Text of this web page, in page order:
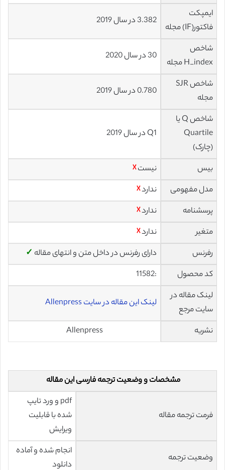
ایمپکت
فاکتور(IF) مجله
3.382 در سال 2019
شاخص
H_index مجله
30 در سال 2020
شاخص SJR
مجله
0.780 در سال 2019
شاخص Q یا
Quartile
(چارک)
Q1 در سال 2019
بیس نیست☓
مدل مفهومی
ندارد☓
پرسشنامه
ندارد☓
متغیر
ندارد☓
رفرنس
دارای رفرنس در داخل متن و انتهای مقاله ✓
کد محصول
:
11582
لینک مقاله در
سایت مرجع
لینک این مقاله در سایت Allenpress
نشریه Allenpress
مشخصات و وضعیت ترجمه فارسی این مقاله
فرمت ترجمه مقاله
pdf و ورد تایپ
شده با قابلیت
ویرایش
وضعیت ترجمه
انجام شده و آماده
دانلود